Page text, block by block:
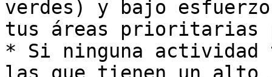
verdes) y bajo
tus áreas prioritarias
* Si ninguna actividad